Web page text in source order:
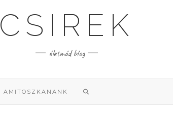
CSIREK
életmód blog
AMITOSZKANANK